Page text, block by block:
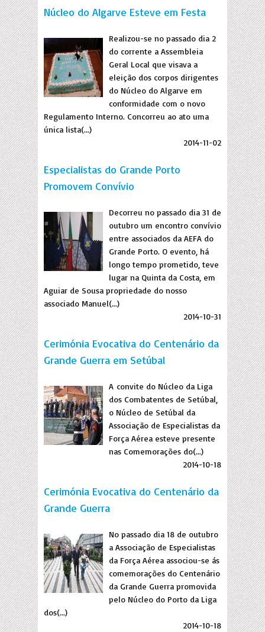
Núcleo do Algarve Esteve em Festa
Realizou-se no passado dia 2
do corrente a Assembleia
Geral Local que visava a
eleição dos corpos dirigentes
do Núcleo do Algarve em
conformidade com o novo
Regulamento Interno. Concorreu ao ato uma
única lista(...)
2014-11-02
Especialistas do Grande Porto
Promovem Convívio
Decorreu no passado dia 31 de
outubro um encontro convívio
entre associados da AEFA do
Grande Porto. O evento, há
longo tempo prometido, teve
lugar na Quinta da Costa, em
Aguiar de Sousa propriedade do nosso
associado Manuel(...)
2014-10-31
Cerimónia Evocativa do Centenário da
Grande Guerra em Setúbal
A convite do Núcleo da Liga
dos Combatentes de Setúbal,
o Núcleo de Setúbal da
Associação de Especialistas da
Força Aérea esteve presente
nas Comemorações do(...)
2014-10-18
Cerimónia Evocativa do Centenário da
Grande Guerra
No passado dia 18 de outubro
a Associação de Especialistas
da Força Aérea associou-se ás
comemorações do Centenário
da Grande Guerra promovida
pelo Núcleo do Porto da Liga
dos(...)
2014-10-18